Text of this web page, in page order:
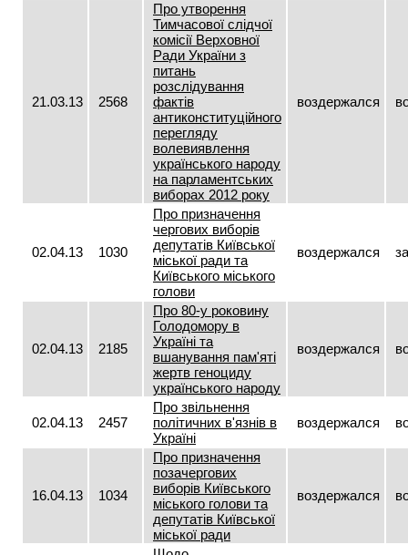
21.03.13 2568
Про утворення
Тимчасової слідчої
комісії Верховної
Ради України з
питань
розслідування
фактів
антиконституційного
перегляду
волевиявлення
українського народу
на парламентських
виборах 2012 року
воздержался
02.04.13 1030
Про призначення
чергових виборів
депутатів Київської
міської ради та
Київського міського
голови
воздержался за
02.04.13 2185
Про 80-у роковину
Голодомору в
Україні та
вшанування пам'яті
жертв геноциду
українського народу
воздержался
02.04.13 2457
Про звільнення
політичних в'язнів в
Україні
воздержался
16.04.13 1034
Про призначення
позачергових
виборів Київського
міського голови та
депутатів Київської
міської ради
воздержался